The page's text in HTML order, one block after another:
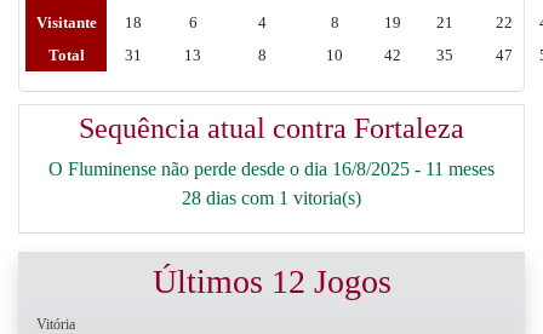
Visitante
18 6 4 8 19 21 22
Total
31 13 8 10 42 35 47
Sequência atual contra Fortaleza
O Fluminense não perde desde o dia 16/8/2025 - 11 meses
28 dias com 1 vitoria(s)
Últimos 12 Jogos
Vitória